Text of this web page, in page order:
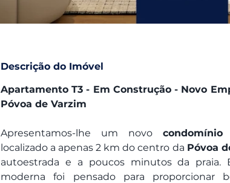
Descrição do Imóvel
Apartamento T3 - Em Construção - Novo
Póvoa de Varzim
Apresentamos-lhe um novo
localizado a apenas 2 km do centro da Póvoa
autoestrada e a poucos minutos da praia.
moderna foi pensado para proporcionar